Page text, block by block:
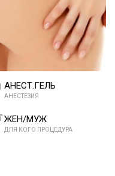
АНЕСТ.ГЕЛЬ
АНЕСТЕЗИЯ
ЖЕН/МУЖ
ДЛЯ КОГО ПРОЦЕДУРА